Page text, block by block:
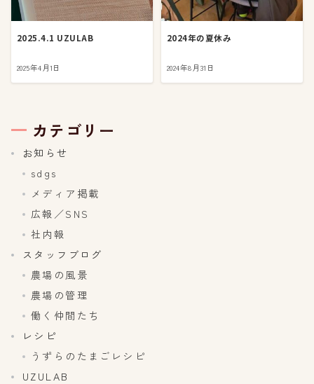
2025.4.1 UZULAB
2025年4月1日
2024年の夏休み
2024年8月31日
カテゴリー
お知らせ
sdgs
メディア掲載
広報／SNS
社内報
スタッフブログ
農場の風景
農場の管理
働く仲間たち
レシピ
うずらのたまごレシピ
UZULAB